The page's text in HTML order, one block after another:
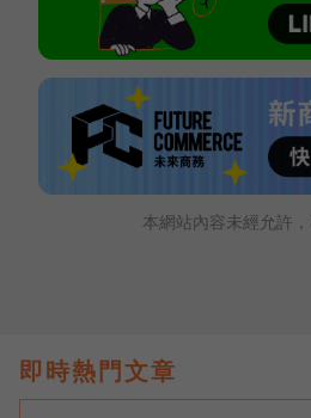
本網站內容未經允許，
即時熱門文章